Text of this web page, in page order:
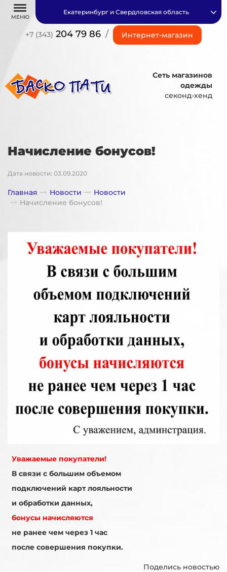
МЕНЮ
+7 (343) 204 79 86 / Интернет-магазин
Екатеринбург и Свердловская область
Сеть магазинов
одежды
секонд-хенд
Начисление бонусов!
Дата новости: 03.09.2020
Главная Новости
Новости
Начисление бонусов!
Уважаемые покупатели!
В связи с большим объемом
подключений карт лояльности
и обработки данных,
бонусы начисляются
не ранее чем через 1 час
после совершения покупки.
Поделись новостью